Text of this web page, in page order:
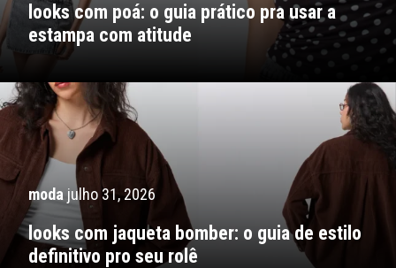
looks com poá: o guia prático pra usar a
estampa com atitude
moda julho 31, 2026
looks com jaqueta bomber: o guia de estilo
definitivo pro seu rolê